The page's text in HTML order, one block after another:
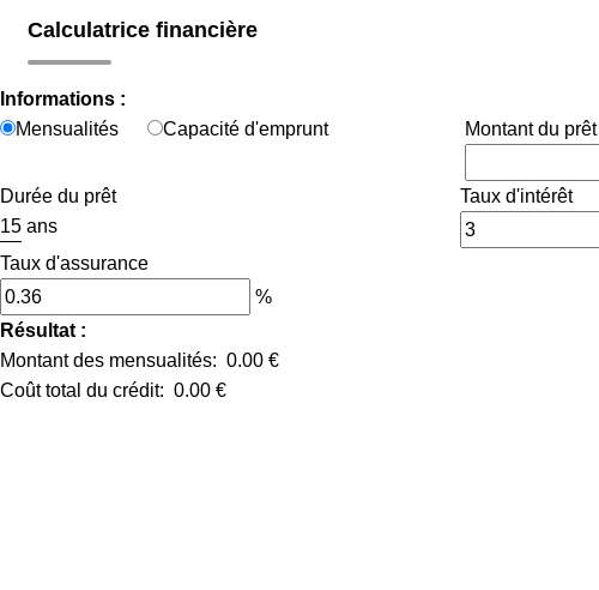
Calculatrice financière
Informations :
Mensualités
Capacité d'emprunt
Montant du prêt
Durée du prêt
ans
Taux d'intérêt
Taux d'assurance
%
Résultat :
Montant des mensualités: 0.00 €
Coût total du crédit: 0.00 €